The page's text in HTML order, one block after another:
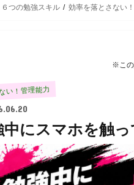
６つの勉強スキル 効率を落とさない
※この
い！管理能力
中にスマホを触